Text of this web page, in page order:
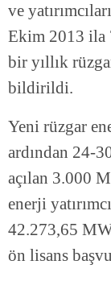
ve
Ekim 2013 ila
bir yıllık
bildirildi.
Yeni rüzgar
ardından 24-
açılan 3.000
enerji
42.273,65
ön lisans